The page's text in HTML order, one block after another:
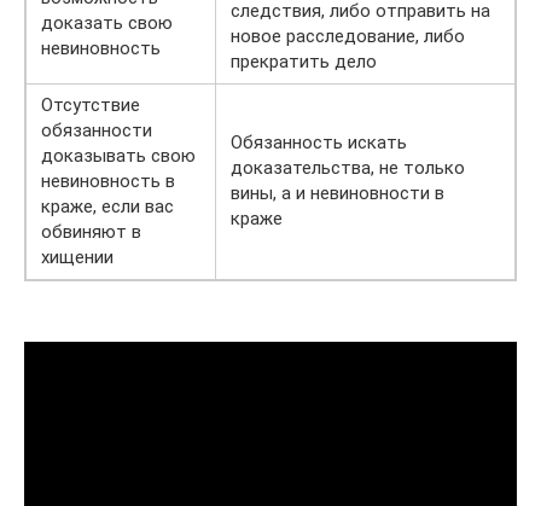
доказать свою
невиновность
следствия, либо отправить на
новое расследование, либо
прекратить дело
Отсутствие
обязанности
доказывать свою
невиновность в
краже, если вас
обвиняют в
хищении
Обязанность искать
доказательства, не только
вины, а и невиновности в
краже